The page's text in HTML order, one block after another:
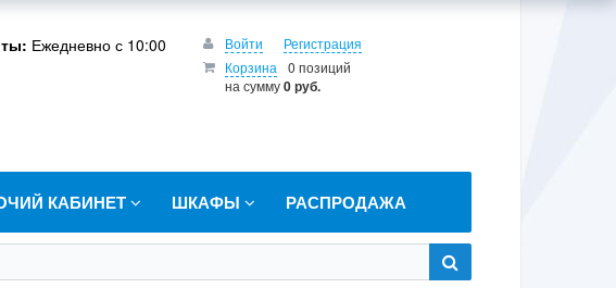
Ежедневно с 10:00
Войти
Регистрация
Корзина
0 позиций
на сумму0 руб.
КАБИНЕТ ШКАФЫ РАСПРОДАЖА